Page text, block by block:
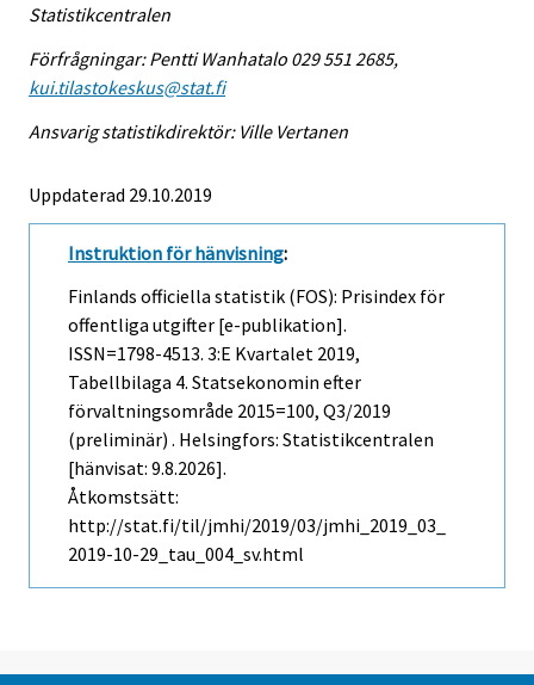
Statistikcentralen
Förfrågningar: Pentti Wanhatalo 029 551 2685,
kui.tilastokeskus@stat.fi
Ansvarig statistikdirektör: Ville Vertanen
Uppdaterad 29.10.2019
Instruktion för hänvisning:
Finlands officiella statistik (FOS): Prisindex för
offentliga utgifter [e-publikation].
ISSN=1798-4513. 3:e Kvartalet 2019,
Tabellbilaga 4. Statsekonomin efter
förvaltningsområde 2015=100, Q3/2019
(preliminär) . Helsingfors: Statistikcentralen
[hänvisat: 9.8.2026].
Åtkomstsätt:
http://stat.fi/til/jmhi/2019/03/jmhi_2019_03_
2019-10-29_tau_004_sv.html